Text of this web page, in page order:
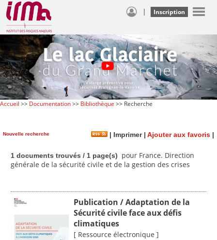
| Inscription
Accueil >> Documentation>> Bibliothèque >> Recherche
Nouvelle recherche | Imprimer| Ajouter aux favoris |
1 documents trouvés / 1 page(s)
pour France. Direction
générale de la sécurité civile et de la gestion des crises
Publication / Adaptation de la
Sécurité civile face aux défis
climatiques
[ Ressource électronique ]